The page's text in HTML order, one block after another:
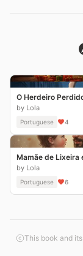
O Herdeiro
by Lola
Portuguese 4
Mamãe de Lixeira
by Lola
Portuguese 6
This book and